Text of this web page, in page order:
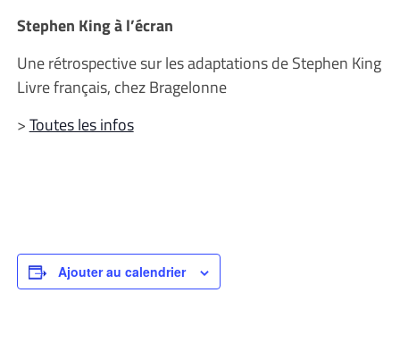
Stephen King à l’écran
Une rétrospective sur les adaptations de Stephen King
Livre français, chez Bragelonne
>Toutes les infos
Ajouter au calendrier